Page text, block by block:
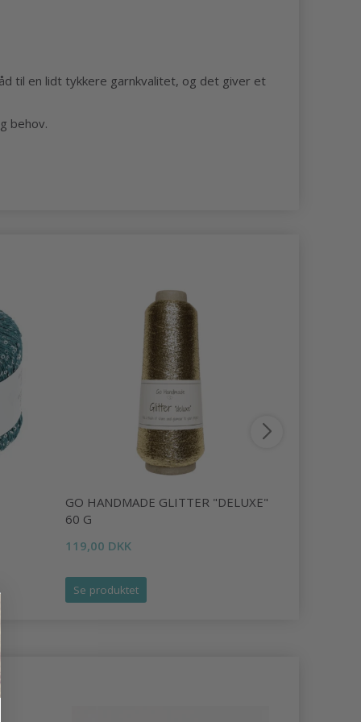
til en lidt tykkere garnkvalitet, og det giver et
behov.
GO HANDMADE GLITTER "DELUXE"
60 G
119,00 DKK
Se produktet